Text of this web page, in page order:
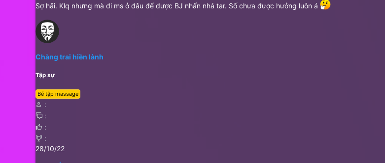
Sợ hãi. Klq nhưng mà đi ms ở đâu để được BJ nhấn nhá tar. Số chưa được hưởng luôn á
Chàng trai hiền lành
Tập sự
Bé tập massage
28/10/22